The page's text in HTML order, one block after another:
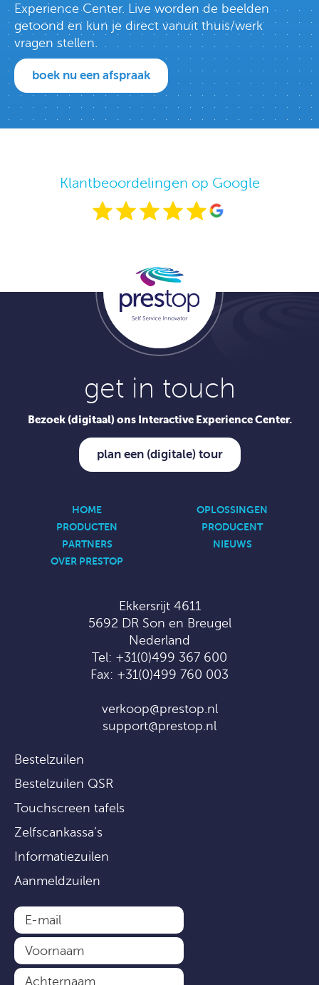
Experience Center. Live worden de beelden
getoond en kun je direct vanuit thuis/werk
vragen stellen.
boek nu een afspraak
Klantbeoordelingen op Google
get in touch
Bezoek (digitaal) ons Interactive Experience Center.
plan een (digitale) tour
HOME
OPLOSSINGEN
PRODUCTEN
PRODUCENT
PARTNERS
NIEUWS
OVER PRESTOP
Ekkersrijt 4611
5692 DR Son en Breugel
Nederland
Tel: +31(0)499 367 600
Fax: +31(0)499 760 003
verkoop@prestop.nl
support@prestop.nl
Bestelzuilen
Bestelzuilen QSR
Touchscreen tafels
Zelfscankassa’s
Informatiezuilen
Aanmeldzuilen